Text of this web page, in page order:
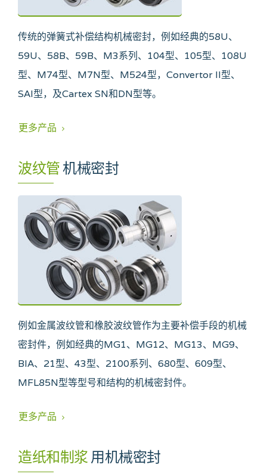
传统的弹簧式补偿结构机械密封，例如经典的58U、
59U、58B、59B、M3系列、104型、105型、108U
型、M74型、M7N型、M524型，Convertor II型、
SAI型，及Cartex SN和DN型等。
更多产品
波纹管机械密封
例如金属波纹管和橡胶波纹管作为主要补偿手段的机械
密封件，例如经典的MG1、MG12、MG13、MG9、
BIA、21型、43型、2100系列、680型、609型、
MFL85N型等型号和结构的机械密封件。
更多产品
造纸和制浆 用机械密封